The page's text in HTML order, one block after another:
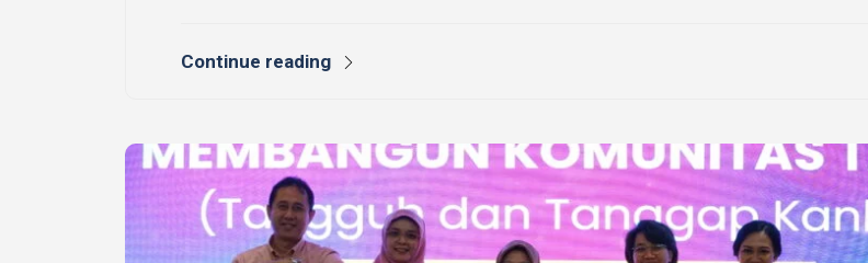
Continue reading